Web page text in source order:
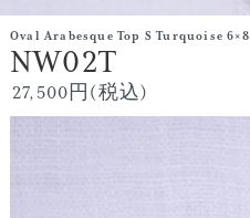
Oval Arabesque Top S Turquoise 6×8
NW02T
27,500円(税込)